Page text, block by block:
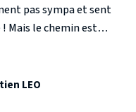
pas sympa et sent
Mais le chemin est
princesse ! Surtout
mêle ! Léa arrivera-t-
du terrible pirate
de l'île des p'tits futés
LEO